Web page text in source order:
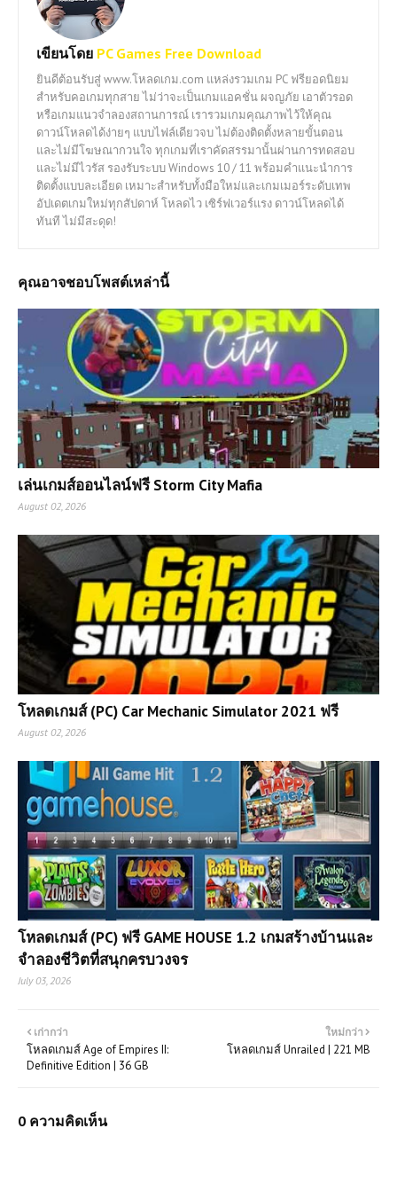
เขียนโดย PC Games Free Download
ยินดีต้อนรับสู่ www.โหลดเกม.com แหล่งรวมเกม PC ฟรียอดนิยม
สำหรับคอเกมทุกสาย ไม่ว่าจะเป็นเกมแอคชั่น ผจญภัย เอาตัวรอด
หรือเกมแนวจำลองสถานการณ์ เรารวมเกมคุณภาพไว้ให้คุณ
ดาวน์โหลดได้ง่ายๆ แบบไฟล์เดียวจบ ไม่ต้องติดตั้งหลายขั้นตอน
และไม่มีโฆษณากวนใจ ทุกเกมที่เราคัดสรรมานั้นผ่านการทดสอบ
และไม่มีไวรัส รองรับระบบ Windows 10 / 11 พร้อมคำแนะนำการ
ติดตั้งแบบละเอียด เหมาะสำหรับทั้งมือใหม่และเกมเมอร์ระดับเทพ
อัปเดตเกมใหม่ทุกสัปดาห์ โหลดไว เซิร์ฟเวอร์แรง ดาวน์โหลดได้
ทันที ไม่มีสะดุด!
คุณอาจชอบโพสต์เหล่านี้
เล่นเกมส์ออนไลน์ฟรี Storm City Mafia
August 02, 2026
โหลดเกมส์ (PC) Car Mechanic Simulator 2021 ฟรี
August 02, 2026
โหลดเกมส์ (PC) ฟรี GAME HOUSE 1.2 เกมสร้างบ้านและ
จำลองชีวิตที่สนุกครบวงจร
July 03, 2026
ใหม่กว่า
โหลดเกมส์ Unrailed | 221 MB
เก่ากว่า
โหลดเกมส์ Age of Empires II:
Definitive Edition | 36 GB
0 ความคิดเห็น